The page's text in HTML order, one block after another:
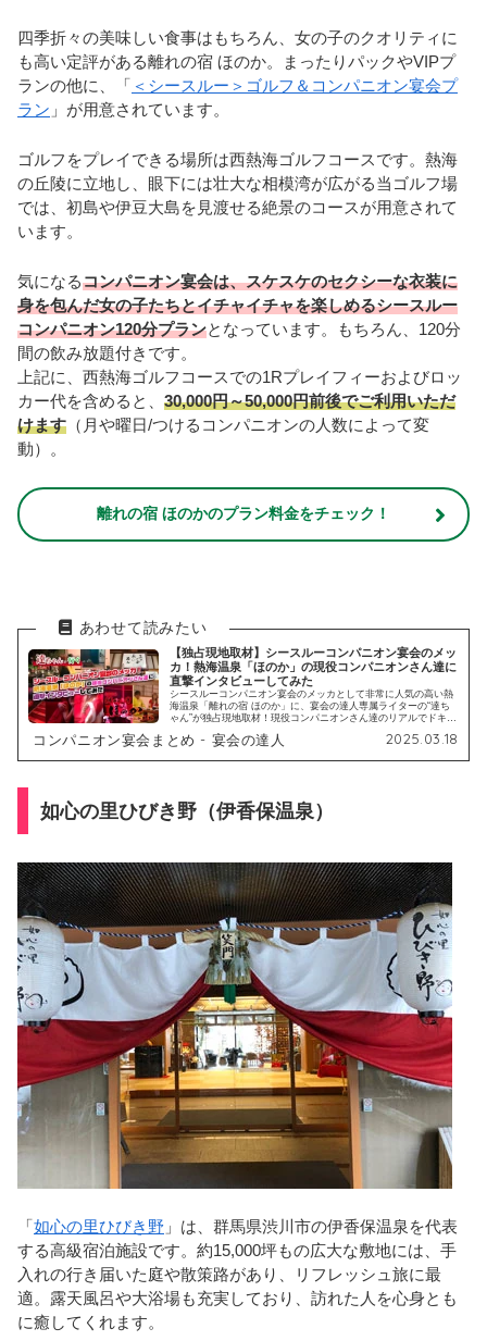
四季折々の美味しい食事はもちろん、女の子のクオリティに
も高い定評がある離れの宿 ほのか。まったりパックやVIPプ
ランの他に、「 ＜シースルー＞ゴルフ＆コンパニオン宴会プ
ラン 」が用意されています。
ゴルフをプレイできる場所は西熱海ゴルフコースです。熱海
の丘陵に立地し、眼下には壮大な相模湾が広がる当ゴルフ場
では、初島や伊豆大島を見渡せる絶景のコースが用意されて
います。
気になるコンパニオン宴会は、スケスケのセクシーな衣装に
身を包んだ女の子たちとイチャイチャを楽しめるシースルー
コンパニオン120分プランとなっています。もちろん、120分
間の飲み放題付きです。
上記に、西熱海ゴルフコースでの1Rプレイフィーおよびロッ
カー代を含めると、 30,000円～50,000円前後でご利用いただ
けます （月や曜日/つけるコンパニオンの人数によって変
動）。
離れの宿 ほのかのプラン料金をチェック！
【独占現地取材】シースルーコンパニオン宴会のメッ
カ！熱海温泉「ほのか」の現役コンパニオンさん達に
直撃インタビューしてみた
シースルーコンパニオン宴会のメッカとして非常に人気の高い熱
海温泉「離れの宿 ほのか」に、宴会の達人専属ライターの“達ち
ゃん”が独占現地取材！現役コンパニオンさん達のリアルでドキド
写真など読み応えたっぷりのインタビュー記事です。ぜひご覧く
コンパニオン宴会まとめ - 宴会の達人 2025.03.18
如心の里ひびき野（伊香保温泉）
「如心の里ひびき野 」は、群馬県渋川市の伊香保温泉を代表
する高級宿泊施設です。約15,000坪もの広大な敷地には、手
入れの行き届いた庭や散策路があり、リフレッシュ旅に最
適。露天風呂や大浴場も充実しており、訪れた人を心身とも
に癒してくれます。